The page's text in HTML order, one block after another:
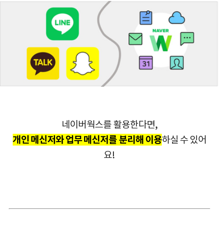
네이버웍스를 활용한다면,
개인 메신저와 업무 메신저를 분리해 이용하실 수 있어
요!